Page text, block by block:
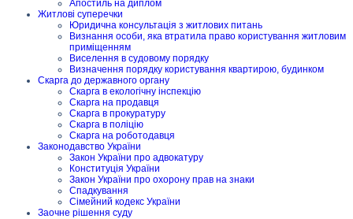
Апостиль на диплом
Житлові суперечки
Юридична консультація з житлових питань
Визнання особи, яка втратила право користування житловим
приміщенням
Виселення в судовому порядку
Визначення порядку користування квартирою, будинком
Скарга до державного органу
Скарга в екологічну інспекцію
Скарга на продавця
Скарга в прокуратуру
Скарга в поліцію
Скарга на роботодавця
Законодавство України
Закон України про адвокатуру
Конституція України
Закон України про охорону прав на знаки
Спадкування
Сімейний кодекс України
Заочне рішення суду